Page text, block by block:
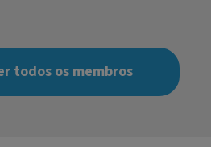
todos os membros